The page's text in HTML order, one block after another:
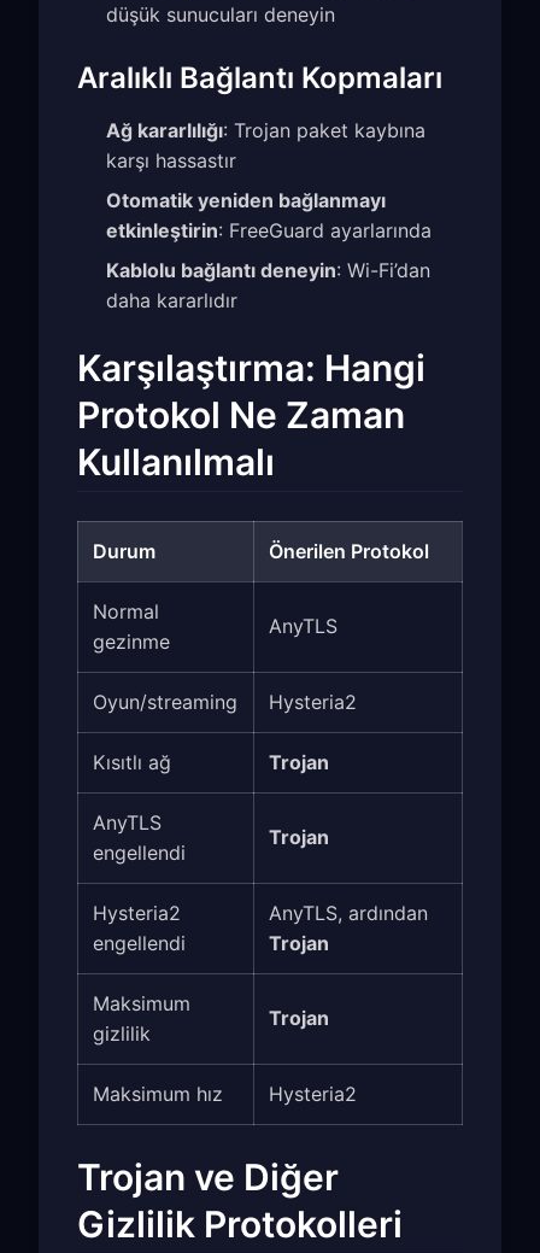
düşük sunucuları deneyin
Aralıklı Bağlantı Kopmaları
Ağ kararlılığı: Trojan paket kaybına
karşı hassastır
Otomatik yeniden bağlanmayı
etkinleştirin: FreeGuard ayarlarında
Kablolu bağlantı deneyin: Wi-Fi’dan
daha kararlıdır
Karşılaştırma: Hangi
Protokol Ne Zaman
Kullanılmalı
Durum Önerilen Protokol
Normal
gezinme
AnyTLS
Oyun/streaming Hysteria2
Kısıtlı ağ Trojan
AnyTLS
engellendi
Trojan
Hysteria2
engellendi
AnyTLS, ardından
Trojan
Maksimum
gizlilik
Trojan
Maksimum hız Hysteria2
Trojan ve Diğer
Gizlilik Protokolleri